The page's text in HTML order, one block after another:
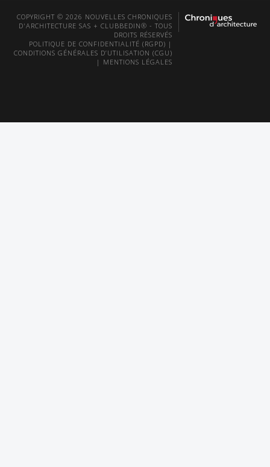
COPYRIGHT © 2026 NOUVELLES CHRONIQUES
D'ARCHITECTURE SAS + CLUBBEDIN® - TOUS
DROITS RÉSERVÉS
POLITIQUE DE CONFIDENTIALITÉ (RGPD) |
CONDITIONS GÉNÉRALES D’UTILISATION (CGU)
| MENTIONS LÉGALES